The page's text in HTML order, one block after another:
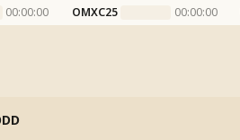
00:00:00 OMXC25 00:00:00